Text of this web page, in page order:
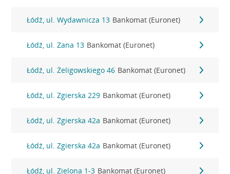
Łódź, ul. Wydawnicza 13 Bankomat (Euronet)
Łódź, ul. Zana 13 Bankomat (Euronet)
Łódź, ul. Żeligowskiego 46 Bankomat (Euronet)
Łódź, ul. Zgierska 229 Bankomat (Euronet)
Łódź, ul. Zgierska 42a Bankomat (Euronet)
Łódź, ul. Zgierska 42a Bankomat (Euronet)
Łódź, ul. Zielona 1-3 Bankomat (Euronet)